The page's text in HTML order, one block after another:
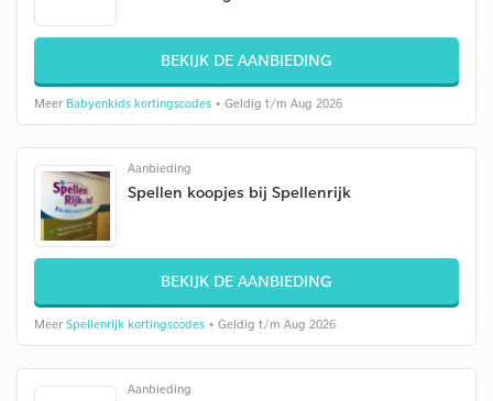
BEKIJK DE AANBIEDING
Meer Babyenkids kortingscodes • Geldig t/m Aug 2026
Aanbieding
Spellen koopjes bij Spellenrijk
BEKIJK DE AANBIEDING
Meer Spellenrijk kortingscodes • Geldig t/m Aug 2026
Aanbieding